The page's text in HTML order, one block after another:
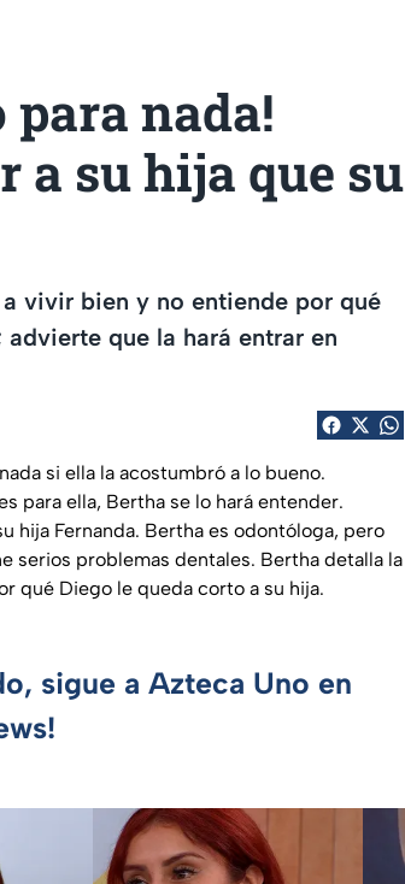
para nada!
a su hija que su
vivir bien y no entiende por qué
que la hará entrar en
si ella la acostumbró a lo bueno.
para ella, Bertha se lo hará entender.
hija Fernanda. Bertha es odontóloga, pero
serios problemas dentales. Bertha detalla la
qué Diego le queda corto a su hija.
sigue a Azteca Uno en